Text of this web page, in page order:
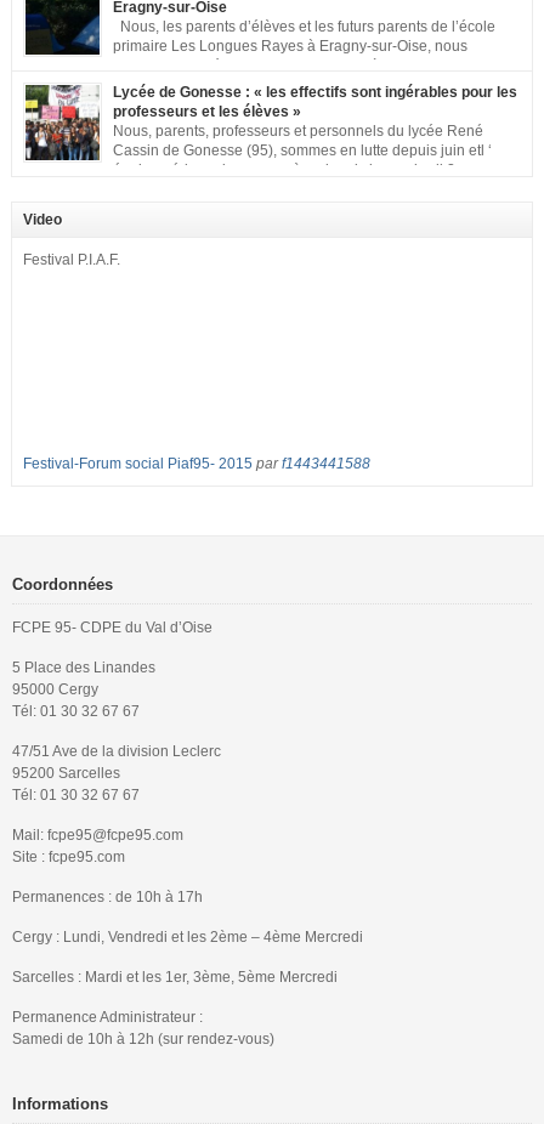
Eragny-sur-Oise
Nous, les parents d’élèves et les futurs parents de l’école
primaire Les Longues Rayes à Eragny-sur-Oise, nous
classe aux Longues Rayes ». Non à la dégradation continue des conditions
d’accueil et d’apprentissage de nos enfants à l’école primaire. Chaque
enfant a droit à […]
Lycée de Gonesse : « les effectifs sont ingérables pour les
professeurs et les élèves »
Nous, parents, professeurs et personnels du lycée René
Cassin de Gonesse (95), sommes en lutte depuis juin etl ‘
équipe pédagogique en grève depuis le vendredi 2
nombreuses classes de première et […]
Video
Festival P.I.A.F.
Festival-Forum social Piaf95- 2015 parf1443441588
Coordonnées
FCPE 95- CDPE du Val d’Oise
5 Place des Linandes
95000 Cergy
Tél: 01 30 32 67 67
47/51 Ave de la division Leclerc
95200 Sarcelles
Tél: 01 30 32 67 67
Mail: fcpe95@fcpe95.com
Site : fcpe95.com
Permanences : de 10h à 17h
Cergy : Lundi, Vendredi et les 2ème – 4ème Mercredi
Sarcelles : Mardi et les 1er, 3ème, 5ème Mercredi
Permanence Administrateur :
Samedi de 10h à 12h (sur rendez-vous)
Informations